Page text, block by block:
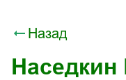
Назад
Наседкин